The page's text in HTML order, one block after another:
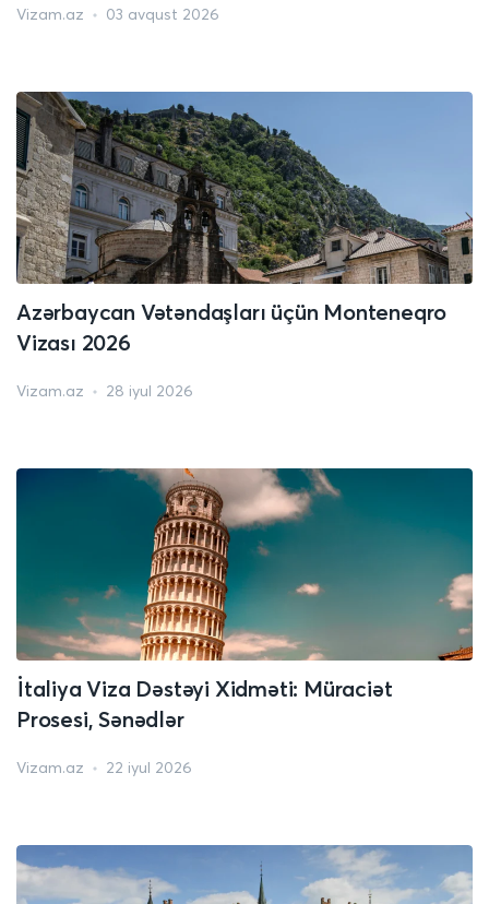
Vizam.az 03 avqust 2026
Azərbaycan Vətəndaşları üçün Monteneqro
Vizası 2026
Vizam.az 28 iyul 2026
İtaliya Viza Dəstəyi Xidməti: Müraciət
Prosesi, Sənədlər
Vizam.az 22 iyul 2026